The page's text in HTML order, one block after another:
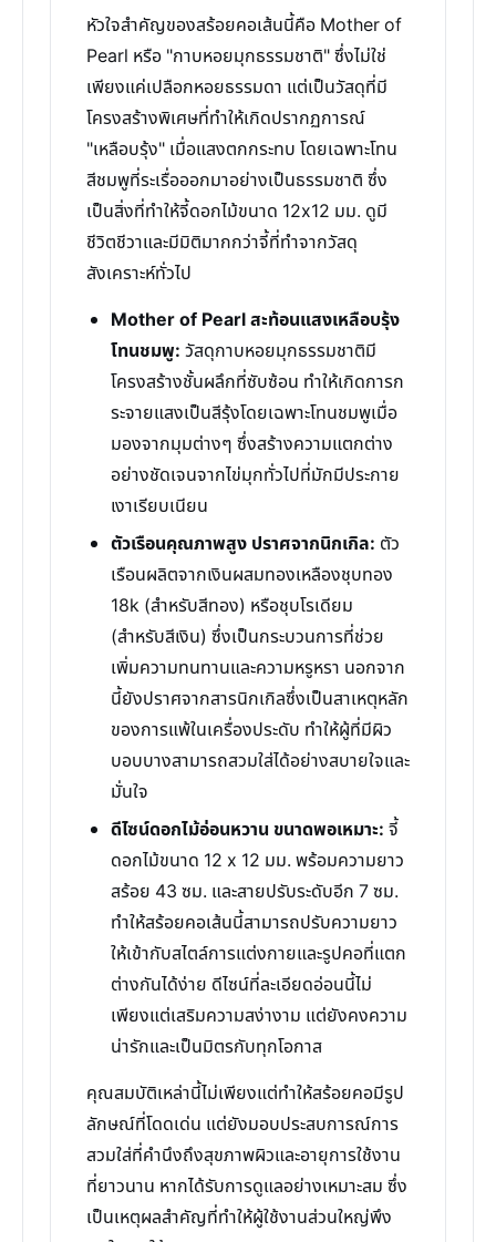
หัวใจสำคัญของสร้อยคอเส้นนี้คือ Mother of
Pearl หรือ "กาบหอยมุกธรรมชาติ" ซึ่งไม่ใช่
เพียงแค่เปลือกหอยธรรมดา แต่เป็นวัสดุที่มี
โครงสร้างพิเศษที่ทำให้เกิดปรากฏการณ์
"เหลือบรุ้ง" เมื่อแสงตกกระทบ โดยเฉพาะโทน
สีชมพูที่ระเรื่อออกมาอย่างเป็นธรรมชาติ ซึ่ง
เป็นสิ่งที่ทำให้จี้ดอกไม้ขนาด 12x12 มม. ดูมี
ชีวิตชีวาและมีมิติมากกว่าจี้ที่ทำจากวัสดุ
สังเคราะห์ทั่วไป
Mother of Pearl สะท้อนแสงเหลือบรุ้ง
โทนชมพู: วัสดุกาบหอยมุกธรรมชาติมี
โครงสร้างชั้นผลึกที่ซับซ้อน ทำให้เกิดการก
ระจายแสงเป็นสีรุ้งโดยเฉพาะโทนชมพูเมื่อ
มองจากมุมต่างๆ ซึ่งสร้างความแตกต่าง
อย่างชัดเจนจากไข่มุกทั่วไปที่มักมีประกาย
เงาเรียบเนียน
ตัวเรือนคุณภาพสูง ปราศจากนิกเกิล: ตัว
เรือนผลิตจากเงินผสมทองเหลืองชุบทอง
18k (สำหรับสีทอง) หรือชุบโรเดียม
(สำหรับสีเงิน) ซึ่งเป็นกระบวนการที่ช่วย
เพิ่มความทนทานและความหรูหรา นอกจาก
นี้ยังปราศจากสารนิกเกิลซึ่งเป็นสาเหตุหลัก
ของการแพ้ในเครื่องประดับ ทำให้ผู้ที่มีผิว
บอบบางสามารถสวมใส่ได้อย่างสบายใจและ
มั่นใจ
ดีไซน์ดอกไม้อ่อนหวาน ขนาดพอเหมาะ: จี้
ดอกไม้ขนาด 12 x 12 มม. พร้อมความยาว
สร้อย 43 ซม. และสายปรับระดับอีก 7 ซม.
ทำให้สร้อยคอเส้นนี้สามารถปรับความยาว
ให้เข้ากับสไตล์การแต่งกายและรูปคอที่แตก
ต่างกันได้ง่าย ดีไซน์ที่ละเอียดอ่อนนี้ไม่
เพียงแต่เสริมความสง่างาม แต่ยังคงความ
น่ารักและเป็นมิตรกับทุกโอกาส
คุณสมบัติเหล่านี้ไม่เพียงแต่ทำให้สร้อยคอมีรูป
ลักษณ์ที่โดดเด่น แต่ยังมอบประสบการณ์การ
สวมใส่ที่คำนึงถึงสุขภาพผิวและอายุการใช้งาน
ที่ยาวนาน หากได้รับการดูแลอย่างเหมาะสม ซึ่ง
เป็นเหตุผลสำคัญที่ทำให้ผู้ใช้งานส่วนใหญ่พึง